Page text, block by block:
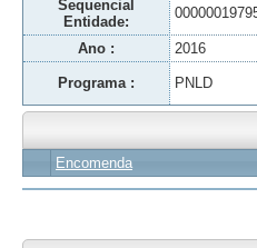
Sequencial
Entidade:
Ano : 2016
Programa : PNLD
Encomenda